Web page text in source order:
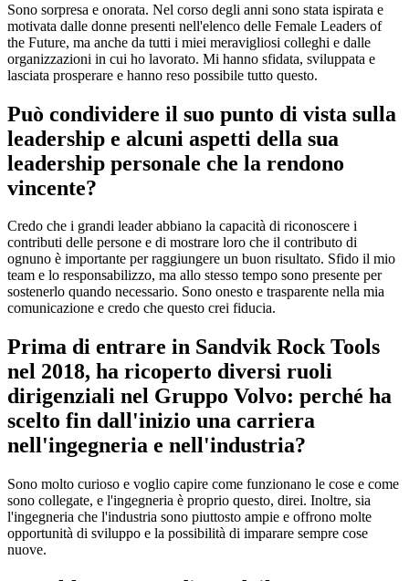
Sono sorpresa e onorata. Nel corso degli anni sono stata ispirata e
motivata dalle donne presenti nell'elenco delle Female Leaders of
the Future, ma anche da tutti i miei meravigliosi colleghi e dalle
organizzazioni in cui ho lavorato. Mi hanno sfidata, sviluppata e
lasciata prosperare e hanno reso possibile tutto questo.
Può condividere il suo punto di vista sulla
leadership e alcuni aspetti della sua
leadership personale che la rendono
vincente?
Credo che i grandi leader abbiano la capacità di riconoscere i
contributi delle persone e di mostrare loro che il contributo di
ognuno è importante per raggiungere un buon risultato. Sfido il mio
team e lo responsabilizzo, ma allo stesso tempo sono presente per
sostenerlo quando necessario. Sono onesto e trasparente nella mia
comunicazione e credo che questo crei fiducia.
Prima di entrare in Sandvik Rock Tools
nel 2018, ha ricoperto diversi ruoli
dirigenziali nel Gruppo Volvo: perché ha
scelto fin dall'inizio una carriera
nell'ingegneria e nell'industria?
Sono molto curioso e voglio capire come funzionano le cose e come
sono collegate, e l'ingegneria è proprio questo, direi. Inoltre, sia
l'ingegneria che l'industria sono piuttosto ampie e offrono molte
opportunità di sviluppo e la possibilità di imparare sempre cose
nuove.